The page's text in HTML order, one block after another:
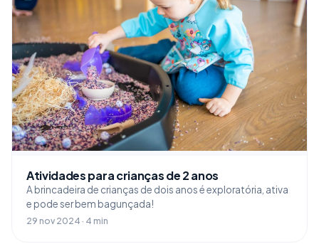
Atividades para crianças de 2 anos
A brincadeira de crianças de dois anos é exploratória, ativa
e pode ser bem bagunçada!
29 nov 2024 · 4 min